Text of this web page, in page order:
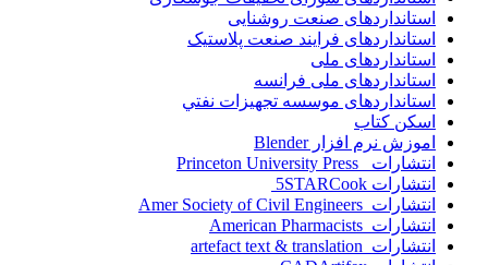
استانداردهای صنعت روشنایی
استانداردهای فرايند صنعت پلاستيک
استانداردهای ملی
استانداردهای ملی فرانسه
استانداردهای موسسه تجهيزات نفتي
اسکن کتاب
اموزش نرم افزار Blender
انتشارات Princeton University Press
انتشارات ‎ 5STARCook
انتشارات Amer Society of Civil Engineers
انتشارات American Pharmacists
انتشارات artefact text & translation